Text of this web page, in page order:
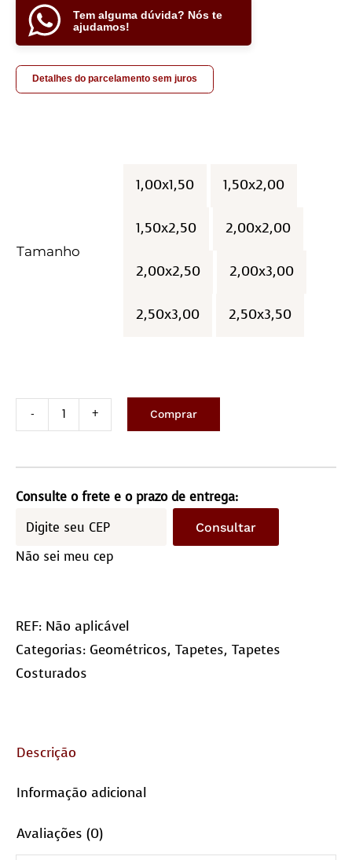
Tem alguma dúvida? Nós te
ajudamos!
Detalhes do parcelamento sem juros
Tamanho
1,00x1,50 1,50x2,00
1,50x2,50 2,00x2,00
2,00x2,50 2,00x3,00
2,50x3,00 2,50x3,50
/
Sob
encomenda
Comprar
Consulte o frete e o prazo de entrega:
Consultar
Não sei meu cep
REF: Não aplicável
Categorias: Geométricos, Tapetes, Tapetes
Costurados
Descrição
Informação adicional
Avaliações (0)